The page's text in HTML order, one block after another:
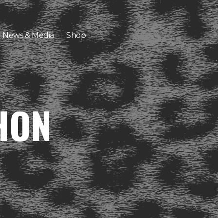
News & Media Shop